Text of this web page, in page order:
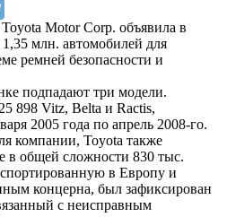
Motor Corp. объявила в
млн. автомобилей для
ремней безопасности и
подпадают три модели.
898 Vitz, Belta и Ractis,
2005 года по апрель 2008-го.
компании, Toyota также
в общей сложности 830 тыс.
в Европу и
концерна, был зафиксирован
с неисправным